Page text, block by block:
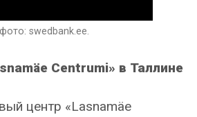
swedbank.ee.
Centrumi» в Таллине
центр «Lasnamäe